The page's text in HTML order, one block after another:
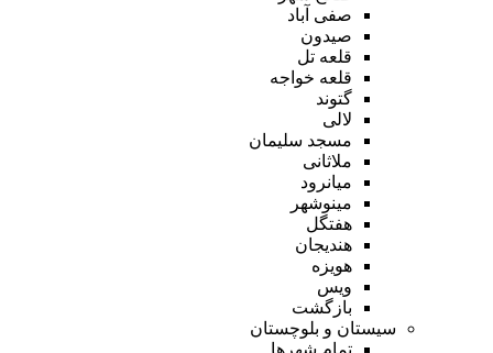
صفی آباد
صیدون
قلعه تل
قلعه خواجه
گتوند
لالی
مسجد سلیمان
ملاثانی
میانرود
مینوشهر
هفتگل
هندیجان
هویزه
ویس
بازگشت
سیستان و بلوچستان
تمام شهر‌ها